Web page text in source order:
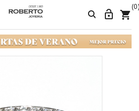


